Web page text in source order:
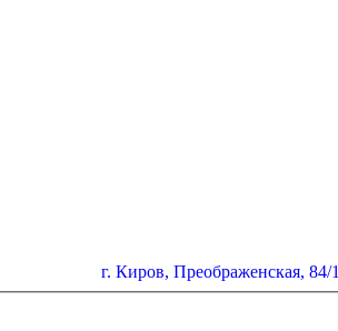
г. Киров, Преображенская, 84/1